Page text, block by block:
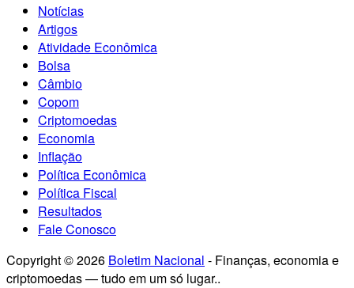
Notícias
Artigos
Atividade Econômica
Bolsa
Câmbio
Copom
Criptomoedas
Economia
Inflação
Política Econômica
Política Fiscal
Resultados
Fale Conosco
Copyright © 2026 Boletim Nacional - Finanças, economia e
criptomoedas — tudo em um só lugar..